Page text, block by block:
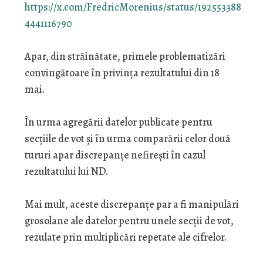
https://x.com/FredricMorenius/status/192553388
4441116790
Apar, din străinătate, primele problematizări
convingătoare în privința rezultatului din 18
mai.
În urma agregării datelor publicate pentru
secțiile de vot și în urma comparării celor două
tururi apar discrepanțe nefirești în cazul
rezultatului lui ND.
Mai mult, aceste discrepanțe par a fi manipulări
grosolane ale datelor pentru unele secții de vot,
rezulate prin multiplicări repetate ale cifrelor.